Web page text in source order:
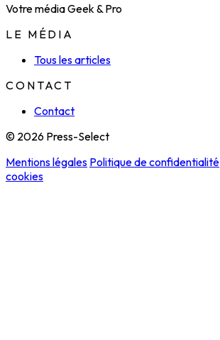
Votre média Geek & Pro
LE MÉDIA
Tous les articles
CONTACT
Contact
© 2026 Press-Select
Mentions légales Politique de confidentialité
cookies